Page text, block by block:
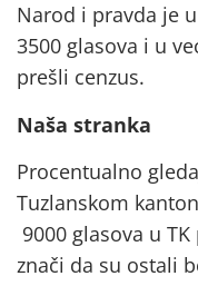
Narod i pravda je
3500 glasova i u
prešli cenzus.
Naša stranka
Procentualno
Tuzlanskom
9000 glasova u
znači da su ostali